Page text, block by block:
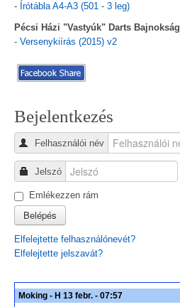
- Írótábla A4-A3 (501 - 3 leg)
Pécsi Házi "Vastyúk" Darts Bajnokság
- Versenykiírás (2015) v2
Bejelentkezés
Felhasználói név
Jelszó
Emlékezzen rám
Belépés
Elfelejtette felhasználónevét?
Elfelejtette jelszavát?
Moking - H 13 febr. - 07:57